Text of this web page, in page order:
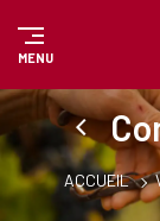
MENU
ACCUEIL
Panneau de